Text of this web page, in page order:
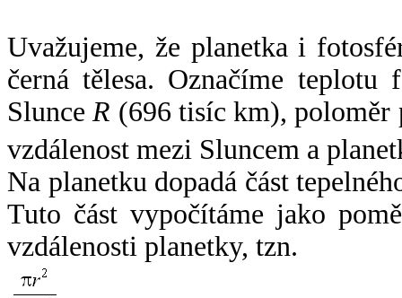
Uvažujeme, že planetka i
černá tělesa. Označíme
SlunceR (696 tisíc km),
vzdálenost mezi Sluncem a
Na planetku dopadá část
Tuto část vypočítáme jako
vzdálenosti planetky, tzn.